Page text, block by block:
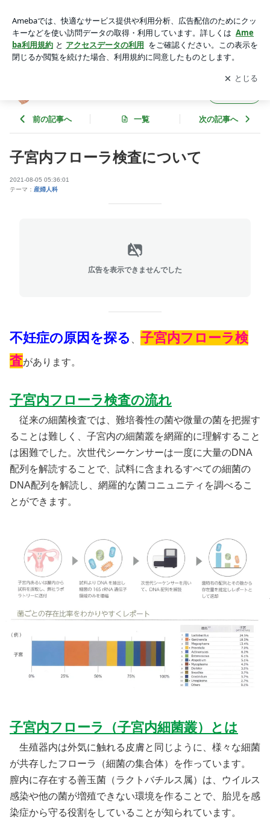
アプリをダウンロードして ブログの更新通知
を受け取りまし
ょう。
開く
前の記事へ 一覧 次の記事へ
子宮内フローラ検査について
2021-08-05 05:36:01
テーマ： 産婦人科
広告を表示できませんでした
不妊症の原因を探る
子宮内フローラ検
査があります。
子宮内フローラ検査の流れ
従来の細菌検査では、難培養性の菌や微量の菌を把握す
ることは難しく、子宮内の細菌叢を網羅的に理解すること
は困難でした。次世代シーケンサーは一度に大量のDNA
配列を解読することで、試料に含まれるすべての細菌の
DNA配列を解読し、網羅的な菌コニュニティを調べるこ
とができます。
子宮内フローラ（子宮内細菌叢）とは
生殖器内は外気に触れる皮膚と同じように、様々な細菌
が共存したフローラ（細菌の集合体）を作っています。
膣内に存在する善玉菌（ラクトバチルス属）は、ウイルス
感染や他の菌が増殖できない環境を作ることで、胎児を感
染症から守る役割をしていることが知られています。